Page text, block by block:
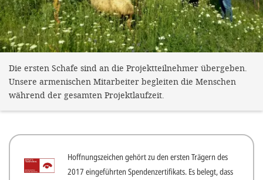
Die ersten Schafe sind an die Projektteilnehmer übergeben.
Unsere armenischen Mitarbeiter begleiten die Menschen
während der gesamten Projektlaufzeit.
Hoffnungszeichen gehört zu den ersten Trägern des
2017 eingeführten Spendenzertifikats. Es belegt, dass